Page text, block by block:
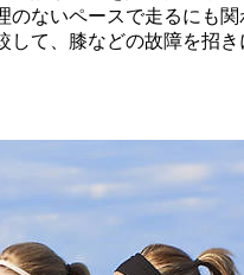
ないペースで走るにも
て、膝などの故障を招き